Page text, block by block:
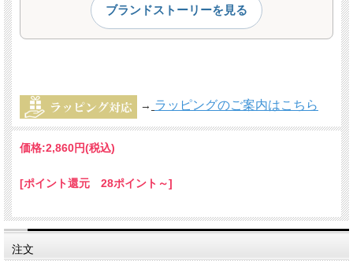
ブランドストーリーを見る
→ ラッピングのご案内はこちら
価格:2,860円(税込)
[ポイント還元 28ポイント～]
注文